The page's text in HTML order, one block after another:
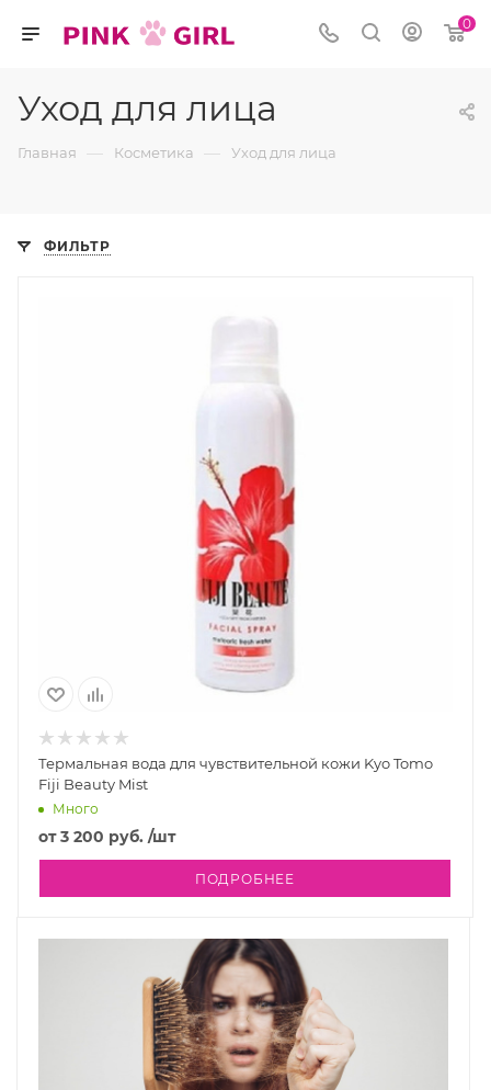
0
Уход для лица
Главная — Косметика — Уход для лица
ФИЛЬТР
Термальная вода для чувствительной кожи Kyo Tomo
Fiji Beauty Mist
Много
от3 200 руб. /шт
ПОДРОБНЕЕ